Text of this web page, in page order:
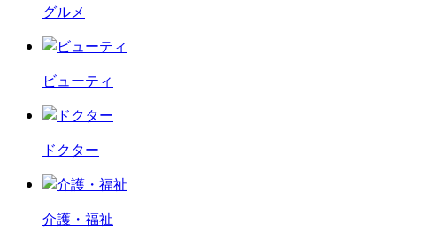
グルメ
ビューティ
ドクター
介護・福祉